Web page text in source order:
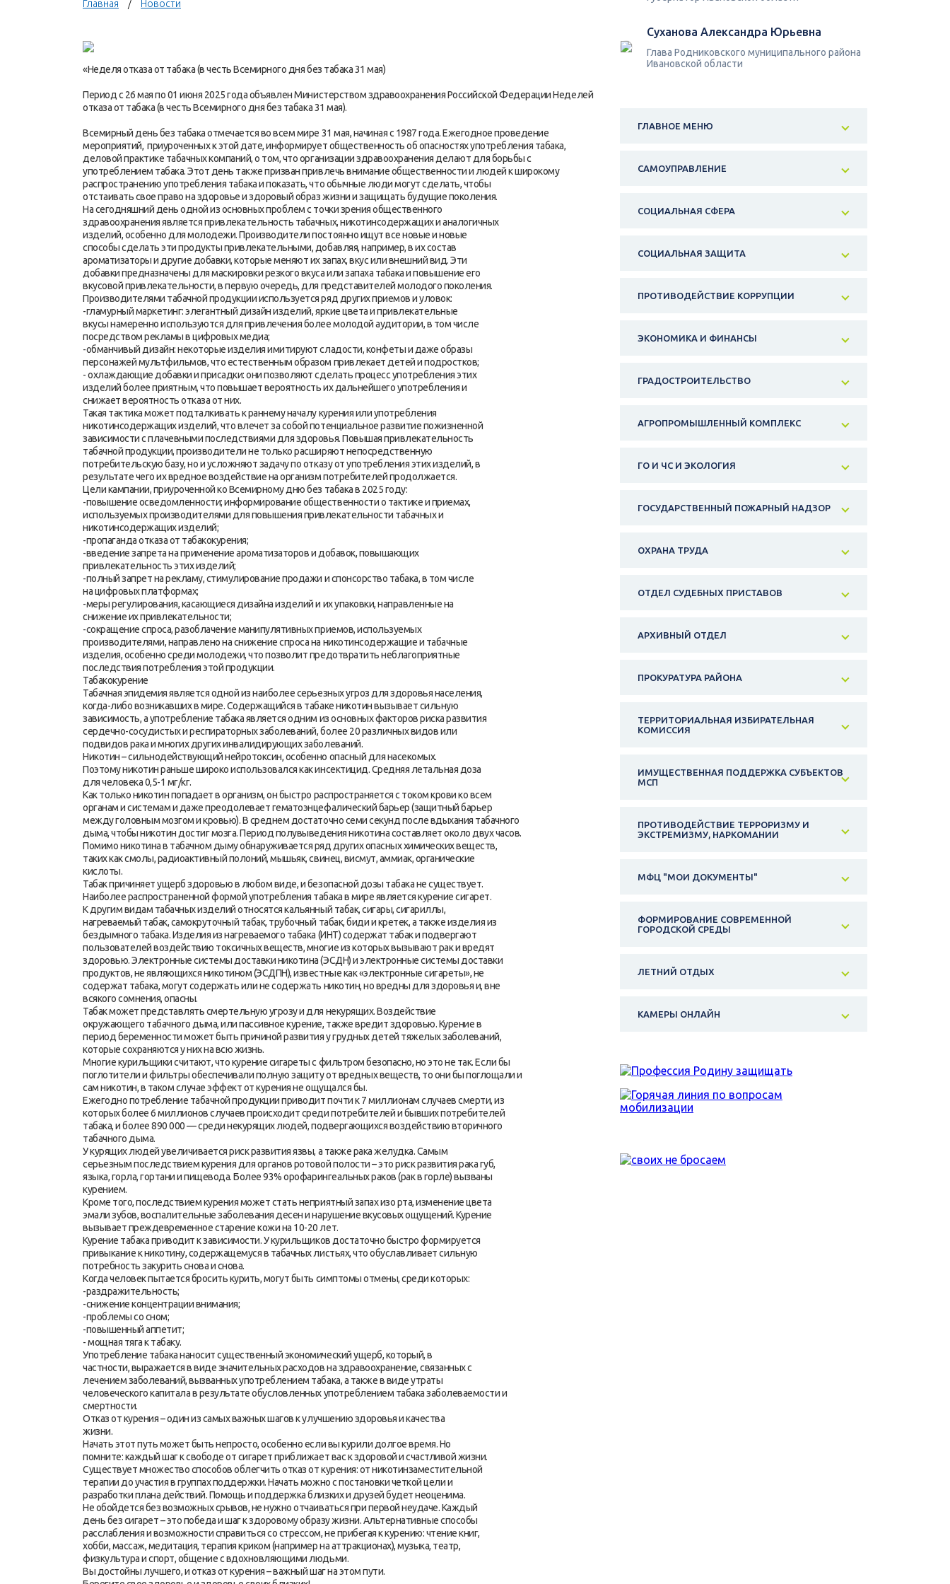
Главная Новости
«Неделя отказа от табака (в честь Всемирного дня без табака 31 мая)
Период с 26 мая по 01 июня 2025 года объявлен Министерством здравоохранения Российской Федерации Неделей
отказа от табака (в честь Всемирного дня без табака 31 мая).
Всемирный день без табака отмечается во всем мире 31 мая, начиная с 1987 года. Ежегодное проведение
мероприятий, приуроченных к этой дате, информирует общественность об опасностях употребления табака,
деловой практике табачных компаний, о том, что организации здравоохранения делают для борьбы с
употреблением табака. Этот день также призван привлечь внимание общественности и людей к широкому
распространению употребления табака и показать, что обычные люди могут сделать, чтобы
отстаивать свое право на здоровье и здоровый образ жизни и защищать будущие поколения.
На сегодняшний день одной из основных проблем с точки зрения общественного
здравоохранения является привлекательность табачных, никотинсодержащих и аналогичных
изделий, особенно для молодежи. Производители постоянно ищут все новые и новые
способы сделать эти продукты привлекательными, добавляя, например, в их состав
ароматизаторы и другие добавки, которые меняют их запах, вкус или внешний вид. Эти
добавки предназначены для маскировки резкого вкуса или запаха табака и повышение его
вкусовой привлекательности, в первую очередь, для представителей молодого поколения.
Производителями табачной продукции используется ряд других приемов и уловок:
-гламурный маркетинг: элегантный дизайн изделий, яркие цвета и привлекательные
вкусы намеренно используются для привлечения более молодой аудитории, в том числе
посредством рекламы в цифровых медиа;
-обманчивый дизайн: некоторые изделия имитируют сладости, конфеты и даже образы
персонажей мультфильмов, что естественным образом привлекает детей и подростков;
- охлаждающие добавки и присадки: они позволяют сделать процесс употребления этих
изделий более приятным, что повышает вероятность их дальнейшего употребления и
снижает вероятность отказа от них.
Такая тактика может подталкивать к раннему началу курения или употребления
никотинсодержащих изделий, что влечет за собой потенциальное развитие пожизненной
зависимости с плачевными последствиями для здоровья. Повышая привлекательность
табачной продукции, производители не только расширяют непосредственную
потребительскую базу, но и усложняют задачу по отказу от употребления этих изделий, в
результате чего их вредное воздействие на организм потребителей продолжается.
Цели кампании, приуроченной ко Всемирному дню без табака в 2025 году:
-повышение осведомленности; информирование общественности о тактике и приемах,
используемых производителями для повышения привлекательности табачных и
никотинсодержащих изделий;
-пропаганда отказа от табакокурения;
-введение запрета на применение ароматизаторов и добавок, повышающих
привлекательность этих изделий;
-полный запрет на рекламу, стимулирование продажи и спонсорство табака, в том числе
на цифровых платформах;
-меры регулирования, касающиеся дизайна изделий и их упаковки, направленные на
снижение их привлекательности;
-сокращение спроса, разоблачение манипулятивных приемов, используемых
производителями, направлено на снижение спроса на никотинсодержащие и табачные
изделия, особенно среди молодежи, что позволит предотвратить неблагоприятные
последствия потребления этой продукции.
Табакокурение
Табачная эпидемия является одной из наиболее серьезных угроз для здоровья населения,
когда-либо возникавших в мире. Содержащийся в табаке никотин вызывает сильную
зависимость, а употребление табака является одним из основных факторов риска развития
сердечно-сосудистых и респираторных заболеваний, более 20 различных видов или
подвидов рака и многих других инвалидирующих заболеваний.
Никотин – сильнодействующий нейротоксин, особенно опасный для насекомых.
Поэтому никотин раньше широко использовался как инсектицид. Средняя летальная доза
для человека 0,5-1 мг/кг.
Как только никотин попадает в организм, он быстро распространяется с током крови ко всем
органам и системам и даже преодолевает гематоэнцефалический барьер (защитный барьер
между головным мозгом и кровью). В среднем достаточно семи секунд после вдыхания табачного
дыма, чтобы никотин достиг мозга. Период полувыведения никотина составляет около двух часов.
Помимо никотина в табачном дыму обнаруживается ряд других опасных химических веществ,
таких как смолы, радиоактивный полоний, мышьяк, свинец, висмут, аммиак, органические
кислоты.
Табак причиняет ущерб здоровью в любом виде, и безопасной дозы табака не существует.
Наиболее распространенной формой употребления табака в мире является курение сигарет.
К другим видам табачных изделий относятся кальянный табак, сигары, сигариллы,
нагреваемый табак, самокруточный табак, трубочный табак, биди и кретек, а также изделия из
бездымного табака. Изделия из нагреваемого табака (ИНТ) содержат табак и подвергают
пользователей воздействию токсичных веществ, многие из которых вызывают рак и вредят
здоровью. Электронные системы доставки никотина (ЭСДН) и электронные системы доставки
продуктов, не являющихся никотином (ЭСДПН), известные как «электронные сигареты», не
содержат табака, могут содержать или не содержать никотин, но вредны для здоровья и, вне
всякого сомнения, опасны.
Табак может представлять смертельную угрозу и для некурящих. Воздействие
окружающего табачного дыма, или пассивное курение, также вредит здоровью. Курение в
период беременности может быть причиной развития у грудных детей тяжелых заболеваний,
которые сохраняются у них на всю жизнь.
Многие курильщики считают, что курение сигареты с фильтром безопасно, но это не так. Если бы
поглотители и фильтры обеспечивали полную защиту от вредных веществ, то они бы поглощали и
сам никотин, в таком случае эффект от курения не ощущался бы.
Ежегодно потребление табачной продукции приводит почти к 7 миллионам случаев смерти, из
которых более 6 миллионов случаев происходит среди потребителей и бывших потребителей
табака, и более 890 000 — среди некурящих людей, подвергающихся воздействию вторичного
табачного дыма.
У курящих людей увеличивается риск развития язвы, а также рака желудка. Самым
серьезным последствием курения для органов ротовой полости – это риск развития рака губ,
языка, горла, гортани и пищевода. Более 93% орофарингеальных раков (рак в горле) вызваны
курением.
Кроме того, последствием курения может стать неприятный запах изо рта, изменение цвета
эмали зубов, воспалительные заболевания десен и нарушение вкусовых ощущений. Курение
вызывает преждевременное старение кожи на 10-20 лет.
Курение табака приводит к зависимости. У курильщиков достаточно быстро формируется
привыкание к никотину, содержащемуся в табачных листьях, что обуславливает сильную
потребность закурить снова и снова.
Когда человек пытается бросить курить, могут быть симптомы отмены, среди которых:
-раздражительность;
-снижение концентрации внимания;
-проблемы со сном;
-повышенный аппетит;
- мощная тяга к табаку.
Употребление табака наносит существенный экономический ущерб, который, в
частности, выражается в виде значительных расходов на здравоохранение, связанных с
лечением заболеваний, вызванных употреблением табака, а также в виде утраты
человеческого капитала в результате обусловленных употреблением табака заболеваемости и
смертности.
Отказ от курения – один из самых важных шагов к улучшению здоровья и качества
жизни.
Начать этот путь может быть непросто, особенно если вы курили долгое время. Но
помните: каждый шаг к свободе от сигарет приближает вас к здоровой и счастливой жизни.
Существует множество способов облегчить отказ от курения: от никотинзаместительной
терапии до участия в группах поддержки. Начать можно с постановки четкой цели и
разработки плана действий. Помощь и поддержка близких и друзей будет неоценима.
Не обойдется без возможных срывов, не нужно отчаиваться при первой неудаче. Каждый
день без сигарет – это победа и шаг к здоровому образу жизни. Альтернативные способы
расслабления и возможности справиться со стрессом, не прибегая к курению: чтение книг,
хобби, массаж, медитация, терапия криком (например на аттракционах), музыка, театр,
физкультура и спорт, общение с вдохновляющими людьми.
Вы достойны лучшего, и отказ от курения – важный шаг на этом пути.
Суханова Александра Юрьевна
Глава Родниковского муниципального района
Ивановской области
ГЛАВНОЕ МЕНЮ
САМОУПРАВЛЕНИЕ
СОЦИАЛЬНАЯ СФЕРА
СОЦИАЛЬНАЯ ЗАЩИТА
ПРОТИВОДЕЙСТВИЕ КОРРУПЦИИ
ЭКОНОМИКА И ФИНАНСЫ
ГРАДОСТРОИТЕЛЬСТВО
АГРОПРОМЫШЛЕННЫЙ КОМПЛЕКС
ГО И ЧС И ЭКОЛОГИЯ
ГОСУДАРСТВЕННЫЙ ПОЖАРНЫЙ НАДЗОР
ОХРАНА ТРУДА
ОТДЕЛ СУДЕБНЫХ ПРИСТАВОВ
АРХИВНЫЙ ОТДЕЛ
ПРОКУРАТУРА РАЙОНА
ТЕРРИТОРИАЛЬНАЯ ИЗБИРАТЕЛЬНАЯ
КОМИССИЯ
ИМУЩЕСТВЕННАЯ ПОДДЕРЖКА СУБЪЕКТОВ
МСП
ПРОТИВОДЕЙСТВИЕ ТЕРРОРИЗМУ И
ЭКСТРЕМИЗМУ, НАРКОМАНИИ
МФЦ "МОИ ДОКУМЕНТЫ"
ФОРМИРОВАНИЕ СОВРЕМЕННОЙ
ГОРОДСКОЙ СРЕДЫ
ЛЕТНИЙ ОТДЫХ
КАМЕРЫ ОНЛАЙН